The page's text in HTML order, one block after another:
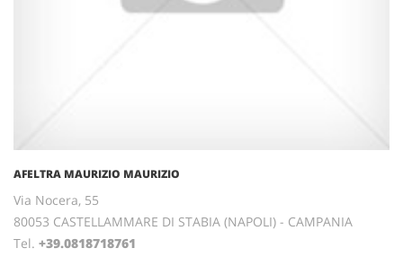
AFELTRA MAURIZIO MAURIZIO
Via Nocera, 55
80053 CASTELLAMMARE DI STABIA (NAPOLI) - CAMPANIA
Tel. +39.0818718761